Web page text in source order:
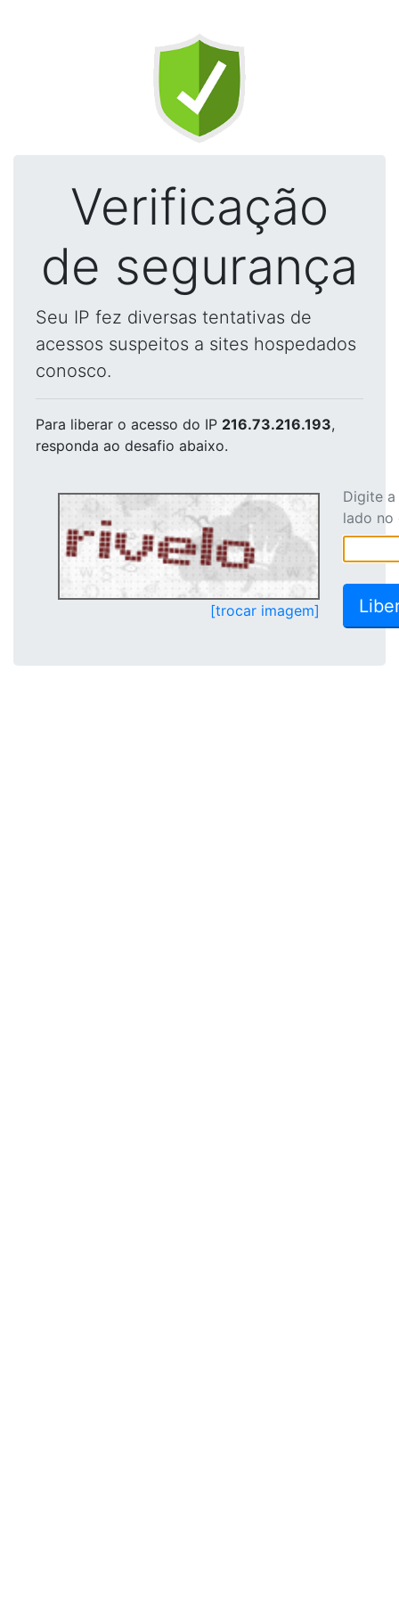
Verificação
de segurança
Seu IP fez diversas tentativas de
acessos suspeitos a sites hospedados
conosco.
Para liberar o acesso do IP 216.73.216.193,
responda ao desafio abaixo.
[trocar imagem]
Digite
lado no